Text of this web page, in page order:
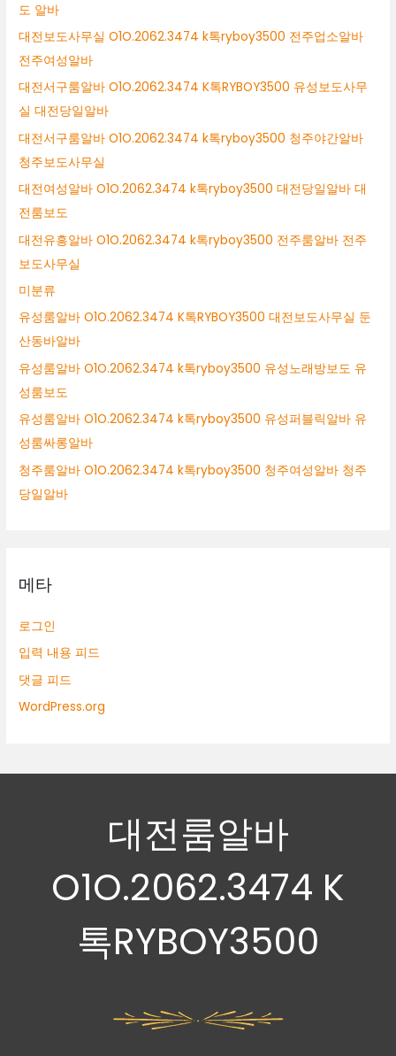
도 알바
대전보도사무실 O1O.2062.3474 k톡ryboy3500 전주업소알바
전주여성알바
대전서구룸알바 O1O.2062.3474 K톡RYBOY3500 유성보도사무
실 대전당일알바
대전서구룸알바 O1O.2062.3474 k톡ryboy3500 청주야간알바
청주보도사무실
대전여성알바 O1O.2062.3474 k톡ryboy3500 대전당일알바 대
전룸보도
대전유흥알바 O1O.2062.3474 k톡ryboy3500 전주룸알바 전주
보도사무실
미분류
유성룸알바 O1O.2062.3474 K톡RYBOY3500 대전보도사무실 둔
산동바알바
유성룸알바 O1O.2062.3474 k톡ryboy3500 유성노래방보도 유
성룸보도
유성룸알바 O1O.2062.3474 k톡ryboy3500 유성퍼블릭알바 유
성룸싸롱알바
청주룸알바 O1O.2062.3474 k톡ryboy3500 청주여성알바 청주
당일알바
메타
로그인
입력 내용 피드
댓글 피드
WordPress.org
대전룸알바
O1O.2062.3474 K
톡RYBOY3500